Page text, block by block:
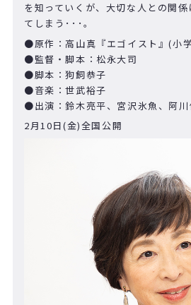
を知っていくが、大切な人との関
てしまう･･･。
●原作：高山真『エゴイスト』(小
●監督・脚本：松永大司
●脚本：狗飼恭子
●音楽：世武裕子
●出演：鈴木亮平、宮沢氷魚、阿
2月10日(金)全国公開